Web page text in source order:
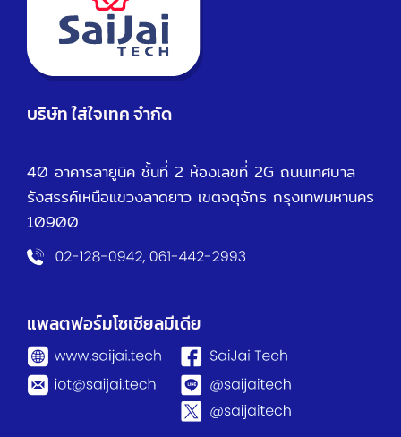
บริษัท ใส่ใจเทค จำกัด
40 อาคารลายูนิค ชั้นที่ 2 ห้องเลขที่ 2G ถนนเทศบาล
รังสรรค์เหนือแขวงลาดยาว เขตจตุจักร กรุงเทพมหานคร
10900
แพลตฟอร์มโซเชียลมีเดีย